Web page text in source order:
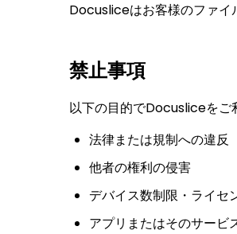
Docusliceはお客様のファイ
禁止事項
以下の目的でDocusliceをご
法律または規制への違反
他者の権利の侵害
デバイス数制限・ライセ
アプリまたはそのサービ